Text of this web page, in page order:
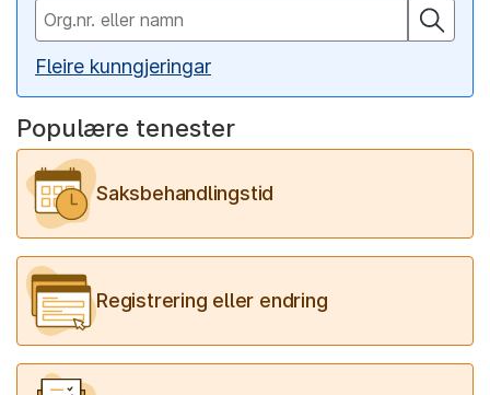
Fleire kunngjeringar
Populære tenester
Saksbehandlingstid
Registrering eller endring